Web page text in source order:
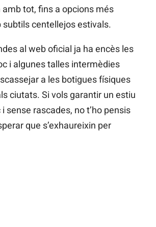
tot, fins a opcions més
subtils centellejos estivals.
al web oficial ja ha encès les
i algunes talles intermèdies
a les botigues físiques
ciutats. Si vols garantir un estiu
sense rascades, no t’ho pensis
que s’exhaureixin per